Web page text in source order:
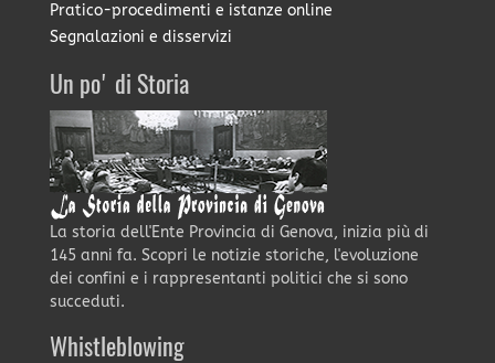
Pratico-procedimenti e istanze online
Segnalazioni e disservizi
Un po' di Storia
La storia dell'Ente Provincia di Genova, inizia più di
145 anni fa. Scopri le notizie storiche, l'evoluzione
dei confini e i rappresentanti politici che si sono
succeduti.
Whistleblowing